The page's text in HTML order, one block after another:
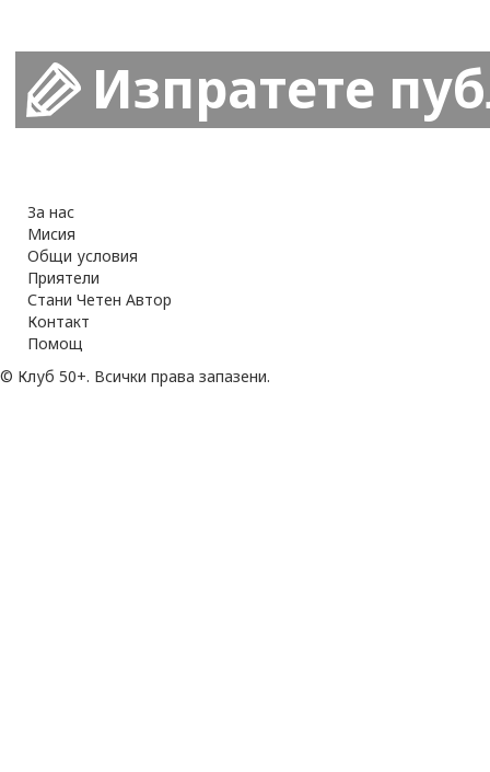
Изпратете
За нас
Мисия
Общи условия
Приятели
Стани Четен Автор
Контакт
Помощ
© Клуб 50+. Всички права запазени.